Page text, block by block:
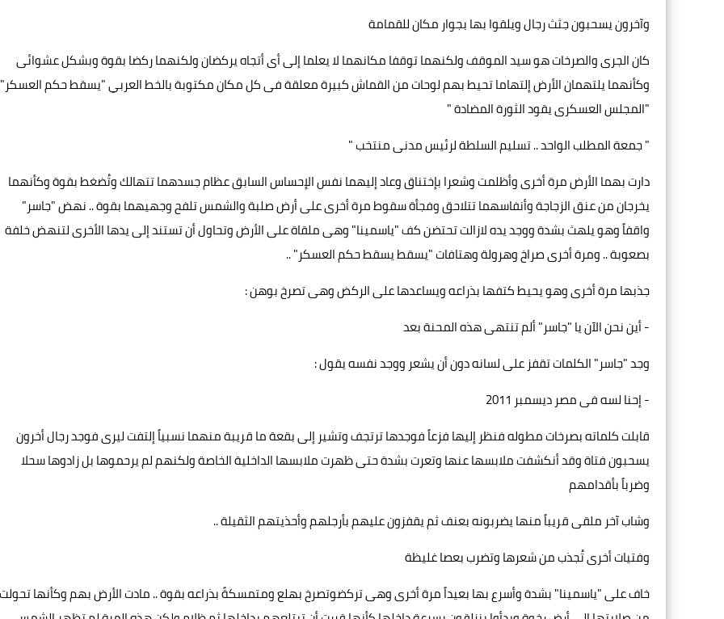
وآخرون يسحبون جثث رجال ويلقوا بها بجوار مكان للقمامة
كان الجرى والصرخات هو سيد الموقف ولكنهما توقفا مكانهما لا يعلما إلى أى أتجاه يركضان ولكنهما ركضا بقوة وبشكل عشوائى
وكأنهما يلتهمان الأرض إلتهاما تحيط بهم لوحات من القماش كبيرة معلقة فى كل مكان مكتوبة بالخط العربي "يسقط حكم العسكر"
"المجلس العسكرى يقود الثورة المضادة "
" جمعة المطلب الواحد .. تسليم السلطة لرئيس مدنى منتخب "
دارت بهما الأرض مرة أخرى وأظلمت وشعرا بإختناق وعاد إليهما نفس الإحساس السابق عظام جسدهما تتهالك وتُضغط بقوة وكأنهما
يخرجان من عنق الزجاجة وأنفاسهما تتلاحق وفجأة سقوط مرة أخرى على أرض صلبة والشمس تلفح وجهيهما بقوة .. نهض "جاسر"
واقفاً وهو يلهث بشدة ووجد يده لازالت تحتضن كف "ياسمينا" وهى ملقاة على الأرض وتحاول أن تستند إلى يدها الأخرى لتنهض خلفة
بصعوبة .. ومرة أخرى صراخ وهرولة وهتافات "يسقط يسقط حكم العسكر" ..
جذبها مرة أخرى وهو يحيط كتفها بذراعه ويساعدها على الركض وهى تصرخ بوهن :
- أين نحن الآن يا "جاسر" ألم تنتهى هذه المحنة بعد
وجد "جاسر" الكلمات تقفز على لسانه دون أن يشعر ووجد نفسه يقول :
- إحنا لسه فى مصر ديسمبر 2011
قابلت كلماته بصرخات مطوله فنظر إليها فزعاً فوجدها ترتجف وتشير إلى بقعة ما قريبة منهما نسبياً إلتفت ليرى فوجد رجال أخرون
يسحبون فتاة وقد أنكشفت ملابسها عنها وتعرت بشدة حتى ظهرت ملابسها الداخلية الخاصة ولكنهم لم يرحموها بل زادوها سحلا
وضرباً بأقدامهم
وشاب آخر ملقى قريباً منها يضربونه بعنف ثم يقفزون عليهم بأرجلهم وأحذيتهم الثقيلة ..
وفتيات أخرى تُجذب من شعرها وتضرب بعصا غليظة
خاف على "ياسمينا" بشدة وأسرع بها بعيداً مرة أخرى وهى تركضوتصرخ بهلع ومتمسكةً بذراعه بقوة .. مادت الأرض بهم وكأنها تحولت